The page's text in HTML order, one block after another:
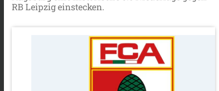
RB Leipzig einstecken.